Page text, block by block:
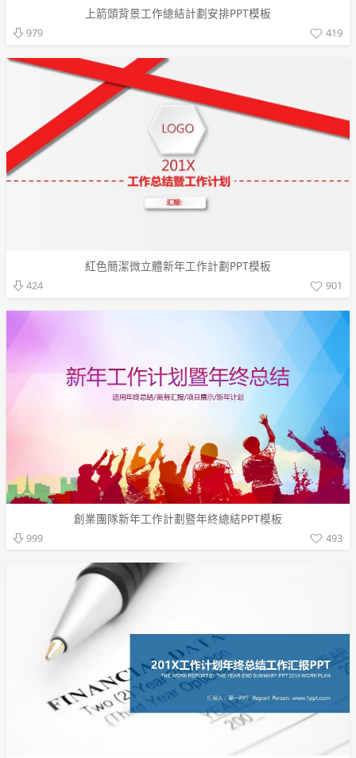
上箭頭背景工作總結計劃安排PPT模板
979 419
紅色簡潔微立體新年工作計劃PPT模板
424 901
創業團隊新年工作計劃暨年終總結PPT模板
999 493